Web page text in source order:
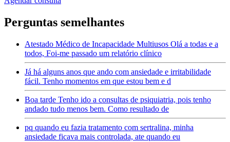
Perguntas semelhantes
Atestado Médico de Incapacidade Multiusos Olá a todas e a
todos, Foi-me passado um relatório clínico
Já há alguns anos que ando com ansiedade e irritabilidade
fácil. Tenho momentos em que estou bem e d
Boa tarde Tenho ido a consultas de psiquiatria, pois tenho
andado tudo menos bem. Como resultado de
pq quando eu fazia tratamento com sertralina, minha
ansiedade ficava mais controlada, ate quando eu